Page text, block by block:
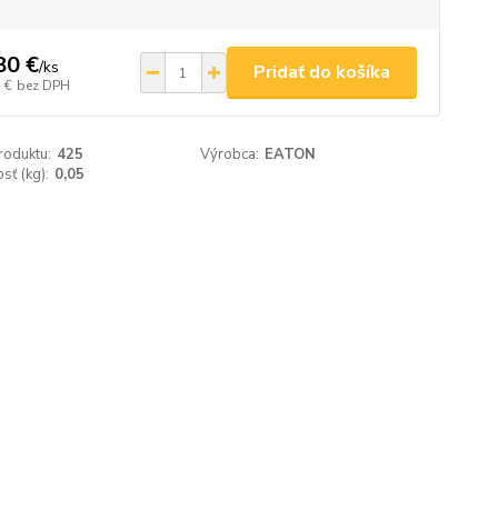
€/ks
€ bez DPH
Pridať do košíka
425 Výrobca: EATON
(kg): 0,05